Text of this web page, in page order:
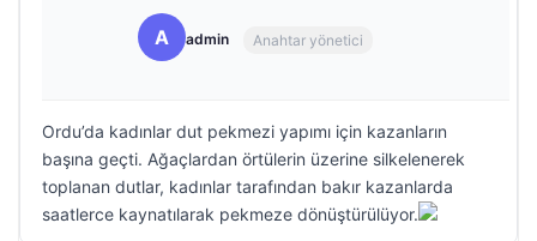
A admin Anahtar yönetici
Ordu’da kadınlar dut pekmezi yapımı için kazanların
başına geçti. Ağaçlardan örtülerin üzerine silkelenerek
toplanan dutlar, kadınlar tarafından bakır kazanlarda
saatlerce kaynatılarak pekmeze dönüştürülüyor.